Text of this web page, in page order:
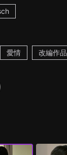
愛情 改編作品